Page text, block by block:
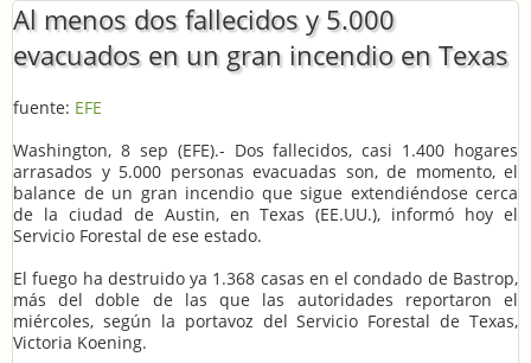
Al menos dos fallecidos y 5.000
evacuados en un gran incendio en Texas
fuente: EFE
Washington, 8 sep (EFE).- Dos fallecidos, casi 1.400 hogares
arrasados y 5.000 personas evacuadas son, de momento, el
balance de un gran incendio que sigue extendiéndose cerca
de la ciudad de Austin, en Texas (EE.UU.), informó hoy el
Servicio Forestal de ese estado.
El fuego ha destruido ya 1.368 casas en el condado de Bastrop,
más del doble de las que las autoridades reportaron el
miércoles, según la portavoz del Servicio Forestal de Texas,
Victoria Koening.